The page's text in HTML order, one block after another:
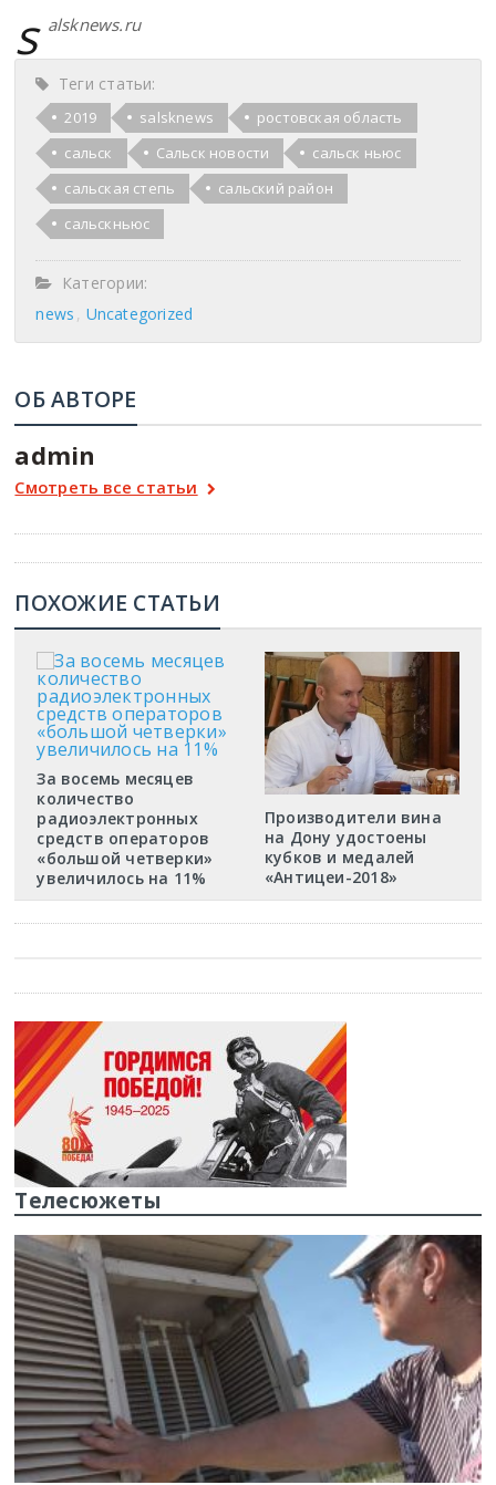
s alsknews.ru
Теги статьи:
2019 salsknews
ростовская область
сальск
Сальск новости
сальск ньюс
сальская степь
сальский район
сальскньюс
Категории:
news
Uncategorized
ОБ АВТОРЕ
admin
Смотреть все статьи
ПОХОЖИЕ СТАТЬИ
За восемь месяцев
количество
радиоэлектронных
средств операторов
«большой четверки»
увеличилось на 11%
Производители вина
на Дону удостоены
кубков и медалей
«Антицеи-2018»
Телесюжеты